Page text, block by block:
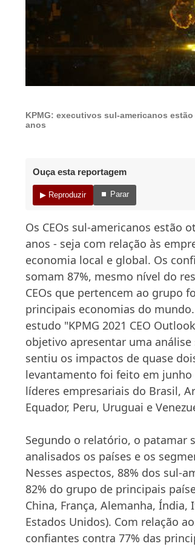
KPMG: executivos sul-americanos
anos
Ouça esta reportagem
▶ Reproduzir ⏹ Parar
Os CEOs sul-americanos estão
anos - seja com relação às
economia local e global. Os
somam 87%, mesmo nível do
CEOs que pertencem ao grupo
principais economias do
estudo "KPMG 2021 CEO
objetivo apresentar uma
sentiu os impactos de quase
levantamento foi feito em
líderes empresariais do Brasil,
Equador, Peru, Uruguai e
Segundo o relatório, o patamar
analisados os países e os
Nesses aspectos, 88% dos sul-
82% do grupo de principais
China, França, Alemanha, Índia,
Estados Unidos). Com relação
confiantes contra 77% das